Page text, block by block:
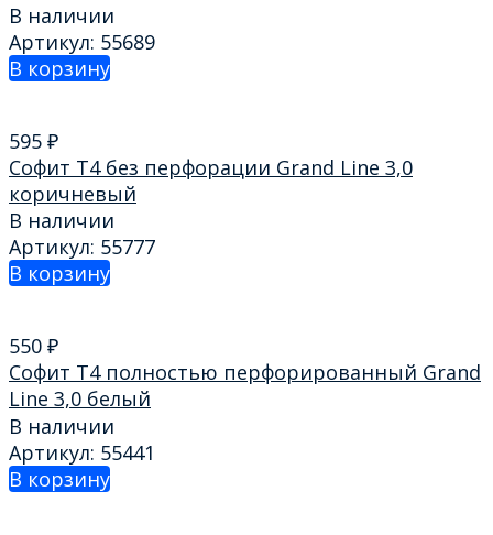
В наличии
Артикул: 55689
В корзину
595 ₽
Софит T4 без перфорации Grand Line 3,0
коричневый
В наличии
Артикул: 55777
В корзину
550 ₽
Софит T4 полностью перфорированный Grand
Line 3,0 белый
В наличии
Артикул: 55441
В корзину